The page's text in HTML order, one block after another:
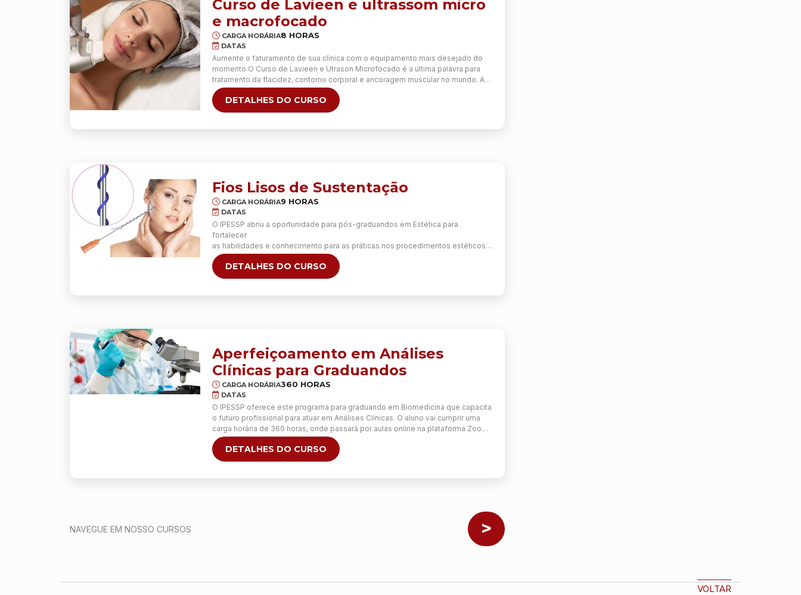
Curso de Lavieen e ultrassom micro
e macrofocado
CARGA HORÁRIA8 HORAS
DATAS
Aumente o faturamento de sua clínica com o equipamento mais desejado do
momento O Curso de Lavieen e Utrason Microfocado é a última palavra para
tratamento da flacidez, contorno corporal e ancoragem muscular no mundo. A
tecnologia combina o ultrassom micro e macrofocado que podem ser
ajustados de acordo com o objetivo e área do …
DETALHES DO CURSO
Fios Lisos de Sustentação
CARGA HORÁRIA9 HORAS
DATAS
O IPESSP abriu a oportunidade para pós-graduandos em Estética para
fortalecer
as habilidades e conhecimento para as práticas nos procedimentos estéticos.
Quanto maior a prática, melhor a segurança tanto para o profissional quanto
para o paciente.
Este curso terá uma parte teórica online de quatro horas, na sexta-feira das
SULCO NASOGENIANO…
DETALHES DO CURSO
Aperfeiçoamento em Análises
Clínicas para Graduandos
CARGA HORÁRIA360 HORAS
DATAS
O IPESSP oferece este programa para graduando em Biomedicina que capacita
o futuro profissional para atuar em Análises Clínicas. O aluno vai cumprir uma
carga horária de 360 horas, onde passará por aulas online na plataforma Zoom,
alternando aulas práticas laboratoriais e participando da rotina em vários
setores do laboratório parceiro. Objetivos: Complementar a formação …
Continua
DETALHES DO CURSO
NAVEGUE EM NOSSO CURSOS Navegação por posts
VOLTAR